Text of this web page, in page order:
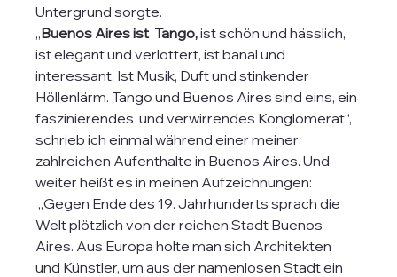
Untergrund sorgte.
„Buenos Aires ist  Tango, ist schön und hässlich,
ist elegant und verlottert, ist banal und
interessant. Ist Musik, Duft und stinkender
Höllenlärm. Tango und Buenos Aires sind eins, ein
faszinierendes  und verwirrendes Konglomerat“,
schrieb ich einmal während einer meiner
zahlreichen Aufenthalte in Buenos Aires. Und
weiter heißt es in meinen Aufzeichnungen:
„Gegen Ende des 19. Jahrhunderts sprach die
Welt plötzlich von der reichen Stadt Buenos
Aires. Aus Europa holte man sich Architekten
und Künstler, um aus der namenlosen Stadt ein